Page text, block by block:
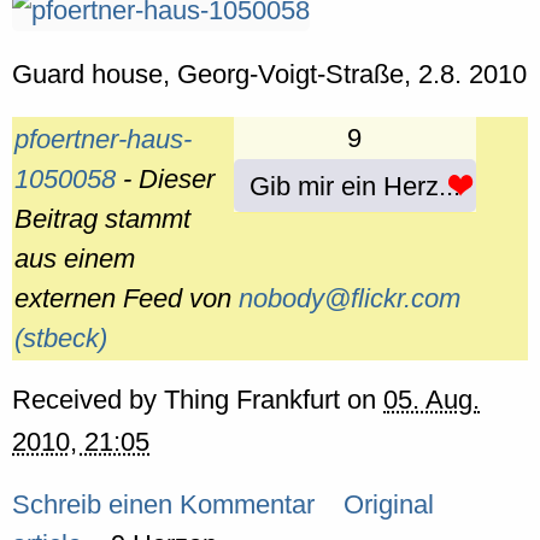
Guard house, Georg-Voigt-Straße, 2.8. 2010
9
Gib mir ein Herz...
pfoertner-haus-
1050058 - Dieser
Beitrag stammt
aus einem
externen Feed von nobody@flickr.com
(stbeck)
Received by Thing Frankfurt on 05. Aug.
2010, 21:05
Schreib einen Kommentar
Original